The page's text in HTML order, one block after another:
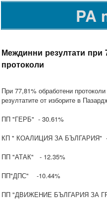
PA
Междинни резултати при
протоколи
При 77,81% обработени
резултатите от изборите в
ПП "ГЕРБ" - 30.61%
КП " КОАЛИЦИЯ ЗА БЪЛГАРИЯ" -
ПП "АТАК" - 12.35%
ПП"ДПС" -10.44%
ПП "ДВИЖЕНИЕ БЪЛГАРИЯ ЗА